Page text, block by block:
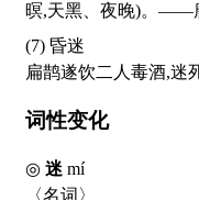
暝,天黑、夜晚)。——
(7) 昏迷
扁鹊遂饮二人毒酒,迷
词性变化
迷 mí
〈名词〉